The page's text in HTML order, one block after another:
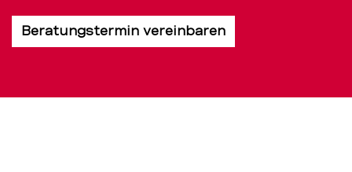
Beratungstermin vereinbaren